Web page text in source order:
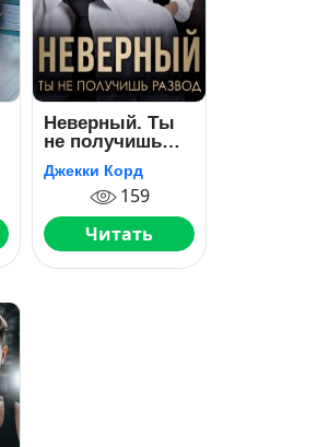
Неверный. Ты
не получишь
развод
Джекки Корд
159
Читать